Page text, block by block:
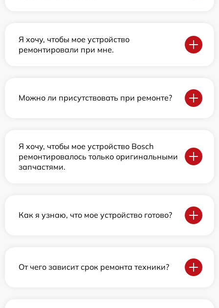
Я хочу, чтобы мое устройство
ремонтировали при мне.
Можно ли присутствовать при ремонте?
Я хочу, чтобы мое устройство Bosch
ремонтировалось только оригинальными
запчастями.
Как я узнаю, что мое устройство готово?
От чего зависит срок ремонта техники?